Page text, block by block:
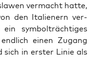
ver­macht hat­te,
den Ita­lie­nern ver­
sym­bol­träch­ti­ges
einen Zugang
sich in ers­ter Linie als